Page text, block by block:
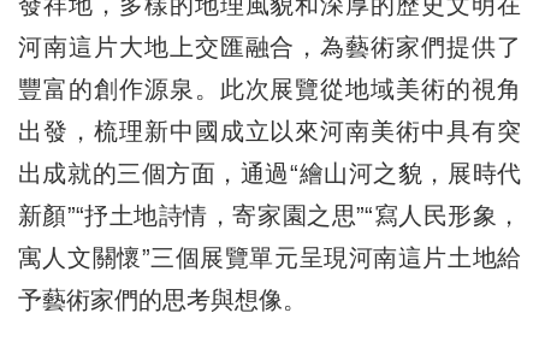
河南這片大地上交匯融合，為藝術家們提供了
豐富的創作源泉。此次展覽從地域美術的視角
出發，梳理新中國成立以來河南美術中具有突
出成就的三個方面，通過“繪山河之貌，展時代
新顏”“抒土地詩情，寄家園之思”“寫人民形象，
寓人文關懷”三個展覽單元呈現河南這片土地給
予藝術家們的思考與想像。